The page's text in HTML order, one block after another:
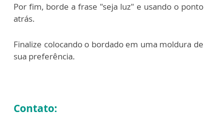
Por fim, borde a frase "seja luz" e usando o ponto
atrás.
Finalize colocando o bordado em uma moldura de
sua preferência.
Contato: